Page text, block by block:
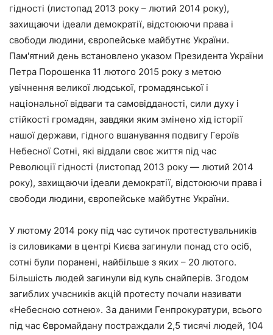
гідності (листопад 2013 року – лютий 2014 року),
захищаючи ідеали демократії, відстоюючи права і
свободи людини, європейське майбутнє України.
Пам'ятний день встановлено указом Президента України
Петра Порошенка 11 лютого 2015 року з метою
увічнення великої людської, громадянської і
національної відваги та самовідданості, сили духу і
стійкості громадян, завдяки яким змінено хід історії
нашої держави, гідного вшанування подвигу Героїв
Небесної Сотні, які віддали своє життя під час
Революції гідності (листопад 2013 року — лютий 2014
року), захищаючи ідеали демократії, відстоюючи права і
свободи людини, європейське майбутнє України.
У лютому 2014 року під час сутичок протестувальників
із силовиками в центрі Києва загинули понад сто осіб,
сотні були поранені, найбільше з яких – 20 лютого.
Більшість людей загинули від куль снайперів. Згодом
загиблих учасників акцій протесту почали називати
«Небесною сотнею». За даними Генпрокуратури, всього
під час Євромайдану постраждали 2,5 тисячі людей, 104